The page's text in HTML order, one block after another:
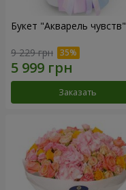
Букет "Акварель чувств"
9 229 грн
Заказать